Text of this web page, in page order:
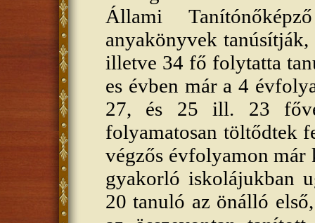
Állami
anyakönyvek
illetve 34 fő folytatta
es évben már a 4
27, és 25 ill. 23
folyamatosan töltődtek
végzős évfolyamon
gyakorló iskolájukban
20 tanuló az önálló